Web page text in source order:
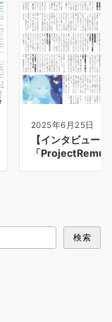
2025年6月25日
【インタビュー
「
検索